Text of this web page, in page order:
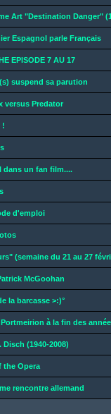
Art "Destination Danger"
Espagnol parle Français
EPISODE 7 AU 17
suspend sa parution
versus Predator
!
dans un fan film....
d'emploi
(semaine du 21 au 27
McGoohan
la barcasse >:)°
à la fin des
Disch (1940-2008)
the Opera
rencontre allemand